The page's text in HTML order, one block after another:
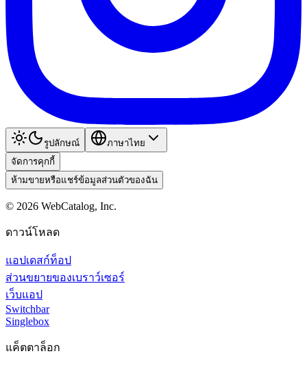
รูปลักษณ์
ภาษาไทย
จัดการคุกกี้
ห้ามขายหรือแชร์ข้อมูลส่วนตัวของฉัน
© 2026 WebCatalog, Inc.
ดาวน์โหลด
แอปเดสก์ท็อป
ส่วนขยายของเบราว์เซอร์
เว็บแอป
Switchbar
Singlebox
แค็ตตาล็อก